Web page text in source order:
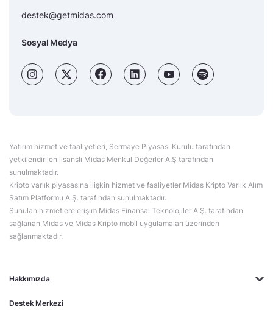
Hakkımızda
Destek Merkezi
destek@getmidas.com
Sosyal Medya
Yatırım hizmet ve faaliyetleri, Sermaye Piyasası Kurulu tarafından
yetkilendirilen lisanslı Midas Menkul Değerler A.Ş tarafından
sunulmaktadır.
Kripto varlık piyasasına ilişkin hizmet ve faaliyetler Midas Kripto Varlık Alım
Satım Platformu A.Ş. tarafından sunulmaktadır.
Sunulan hizmetlere erişim Midas Finansal Teknolojiler A.Ş. tarafından
sağlanan Midas ve Midas Kripto mobil uygulamaları üzerinden
sağlanmaktadır.